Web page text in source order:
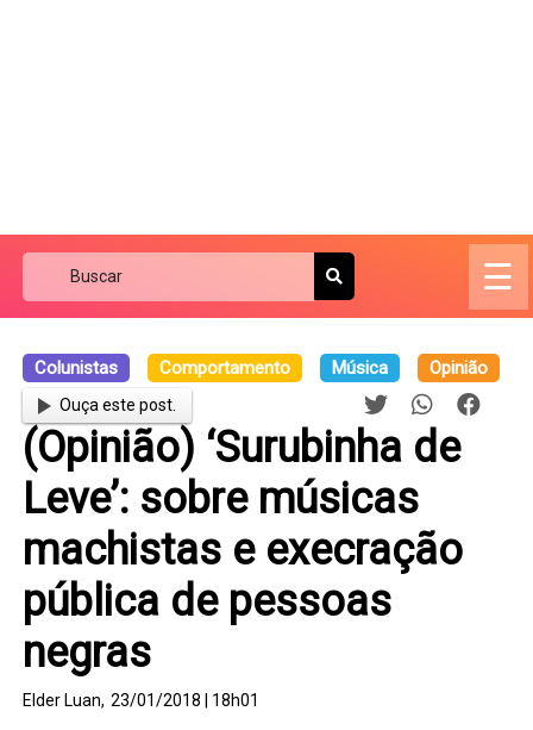
☰
Colunistas Comportamento Música Opinião
Ouça este post.
(Opinião) ‘Surubinha de
Leve’: sobre músicas
machistas e execração
pública de pessoas
negras
Elder Luan, 23/01/2018 | 18h01